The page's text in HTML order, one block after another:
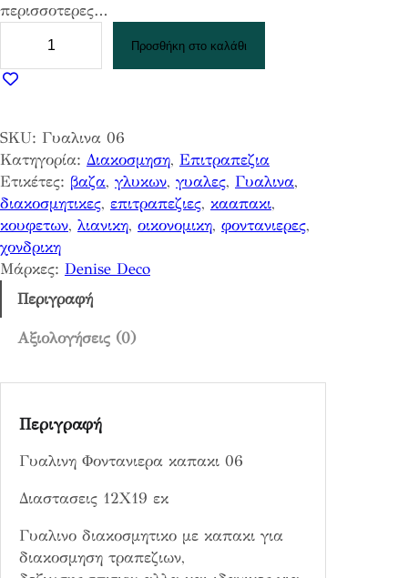
περισσοτερες…
α
ν
η
Φ
ο
ν
τ
α
ι
α
Προσθήκη στο καλάθι
SKU: Γυαλινα 06
Κατηγορία: Διακοσμηση, Επιτραπεζια
Ετικέτες: βαζα, γλυκων, γυαλες, Γυαλινα
διακοσμητικες, επιτραπεζιες, κααπακι
κουφετων, λιανικη, οικονομικη, φοντανιερες
χονδρικη
Μάρκες: Denise Deco
Περιγραφή
Αξιολογήσεις (0)
Περιγραφή
Γυαλινη Φοντανιερα καπακι 06
Διαστασεις 12Χ19 εκ
Γυαλινο διακοσμητικο με καπακι για
διακοσμηση τραπεζιων,